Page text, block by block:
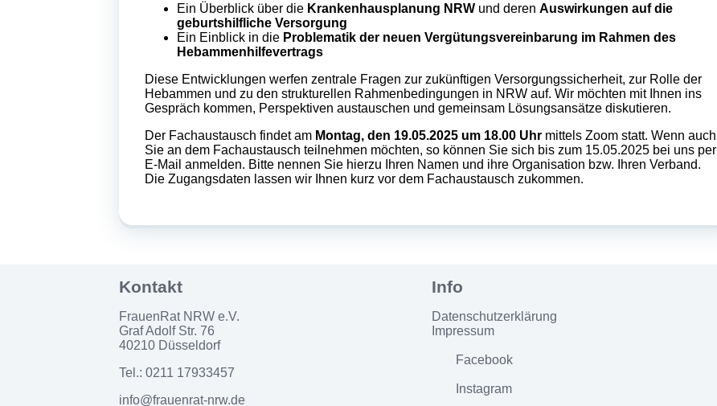
Ein Überblick über die Krankenhausplanung NRW und deren Auswirkungen auf die
geburtshilfliche Versorgung
Ein Einblick in die Problematik der neuen Vergütungsvereinbarung im Rahmen des
Hebammenhilfevertrags
Diese Entwicklungen werfen zentrale Fragen zur zukünftigen Versorgungssicherheit, zur Rolle der
Hebammen und zu den strukturellen Rahmenbedingungen in NRW auf. Wir möchten mit Ihnen ins
Gespräch kommen, Perspektiven austauschen und gemeinsam Lösungsansätze diskutieren.
Der Fachaustausch findet am Montag, den 19.05.2025 um 18.00 Uhr mittels Zoom statt. Wenn auch
Sie an dem Fachaustausch teilnehmen möchten, so können Sie sich bis zum 15.05.2025 bei uns per
E-Mail anmelden. Bitte nennen Sie hierzu Ihren Namen und ihre Organisation bzw. Ihren Verband.
Die Zugangsdaten lassen wir Ihnen kurz vor dem Fachaustausch zukommen.
FrauenRat NRW e.V.
Graf Adolf Str. 76
40210 Düsseldorf
Tel.: 0211 17933457
info@frauenrat-nrw.de
Datenschutzerklärung
Impressum
Facebook
Instagram